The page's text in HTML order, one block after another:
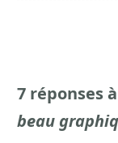
7 réponses à
beau